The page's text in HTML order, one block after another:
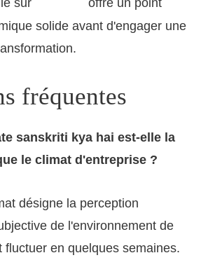
solide avant d'engager une
fréquentes
sanskriti kya hai est-elle la
le climat d'entreprise ?
désigne la perception
de l'environnement de
en quelques semaines.